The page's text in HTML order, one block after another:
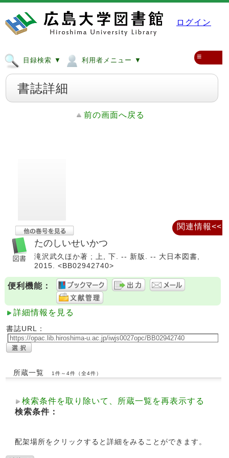
ログイン
目録検索 ▼ 利用者メニュー ▼ ≡
書誌詳細
前の画面へ戻る
たのしいせいかつ
滝沢武久ほか著 ; 上, 下. -- 新版. -- 大日本図書,
2015. <BB02942740>
便利機能：
詳細情報を見る
書誌URL：
所蔵一覧 1件～4件（全4件）
検索条件を取り除いて、所蔵一覧を再表示する
検索条件：
配架場所をクリックすると詳細をみることができます。
関連情報<<